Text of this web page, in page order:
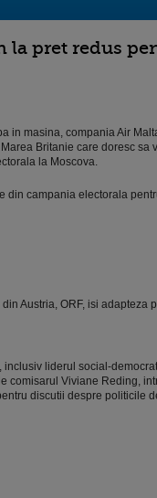
pret redus
in masina, compania Air
Britanie care doresc sa
la Moscova.
din campania electorala
Austria, ORF, isi adapteza
liderul social-
comisarul Viviane Reding,
discutii despre politicile